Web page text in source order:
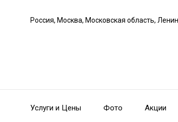
Россия, Москва, Московская область,
Услуги и Цены Фото Акции